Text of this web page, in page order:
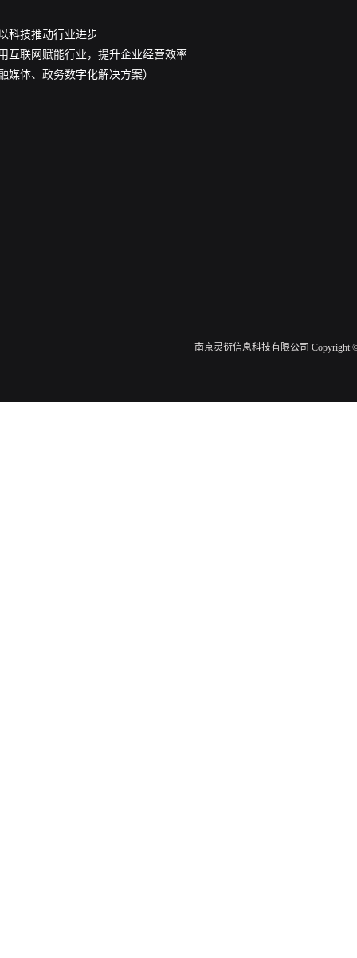
科技推动行业进步
互联网赋能行业，提升企业经营效率
媒体、政务数字化解决方案）
南京灵衍信息科技有限公司 Copyright